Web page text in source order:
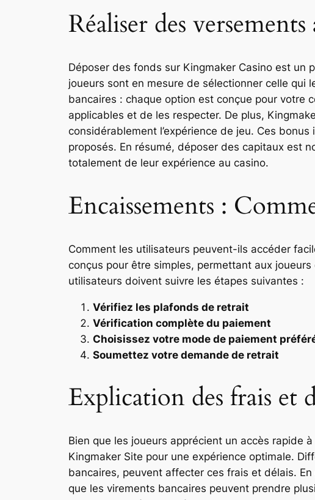
Réaliser des
Déposer des fonds sur Kingmaker Casino est
joueurs sont en mesure de sélectionner celle
bancaires : chaque option est conçue pour
applicables et de les respecter. De plus,
considérablement l’expérience de jeu. Ces
proposés. En résumé, déposer des capitaux est
totalement de leur expérience au casino.
Encaissements :
Comment les utilisateurs peuvent-ils accéder
conçus pour être simples, permettant aux
utilisateurs doivent suivre les étapes suivantes :
Vérifiez les plafonds de retrait
Vérification complète du paiement
Choisissez votre mode de paiement
Soumettez votre demande de retrait
Explication des frais et
Bien que les joueurs apprécient un accès rapide
Kingmaker Site pour une expérience optimale.
bancaires, peuvent affecter ces frais et délais.
que les virements bancaires peuvent prendre